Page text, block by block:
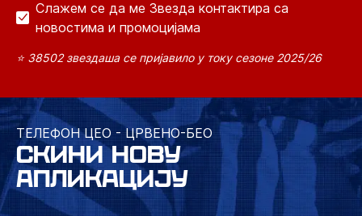
Слажем се да ме Звезда контактира са
новостима и промоцијама
⭐ 38502 звездаша се пријавило у току сезоне 2025/26
ТЕЛЕФОН ЦЕО - ЦРВЕНО-БЕО
СКИНИ НОВУ
АПЛИКАЦИЈУ